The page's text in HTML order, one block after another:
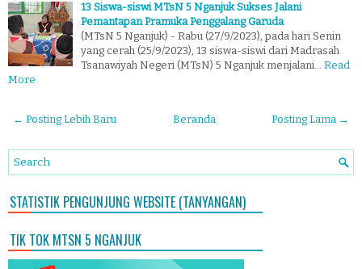
13 Siswa-siswi MTsN 5 Nganjuk Sukses Jalani
Pemantapan Pramuka Penggalang Garuda
(MTsN 5 Nganjuk) - Rabu (27/9/2023), pada hari Senin
yang cerah (25/9/2023), 13 siswa-siswi dari Madrasah
Tsanawiyah Negeri (MTsN) 5 Nganjuk menjalani… Read
More
← Posting Lebih Baru Posting Lama →
Beranda
STATISTIK PENGUNJUNG WEBSITE (TANYANGAN)
TIK TOK MTSN 5 NGANJUK